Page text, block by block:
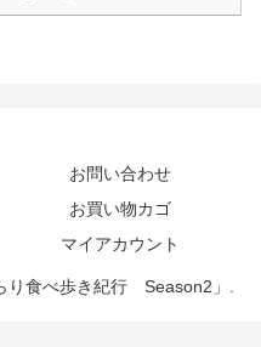
お問い合わせ
お買い物カゴ
マイアカウント
り食べ歩き紀行 Season2」.